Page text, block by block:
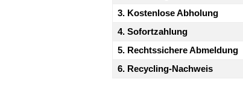
3. Kostenlose Abholung
4. Sofortzahlung
5. Rechtssichere Abmeldung
6. Recycling-Nachweis